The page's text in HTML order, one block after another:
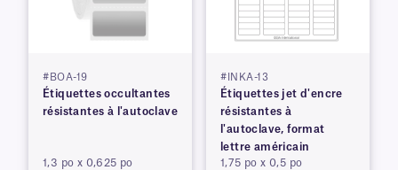
#BOA-19
Étiquettes occultantes
résistantes à l'autoclave
1,3 po x 0,625 po
#INKA-13
Étiquettes jet d'encre
résistantes à
l'autoclave, format
lettre américain
1,75 po x 0,5 po